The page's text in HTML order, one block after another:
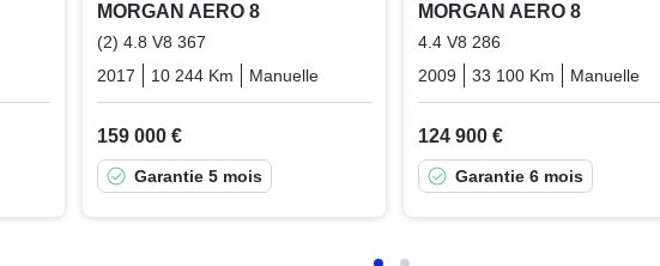
MORGAN AERO 8
(2) 4.8 V8 367
2017
10 244 Km Manuelle
159 000 €
Garantie 5 mois
MORGAN AERO 8
4.4 V8 286
2009
33 100 Km Manuelle
124 900 €
Garantie 6 mois